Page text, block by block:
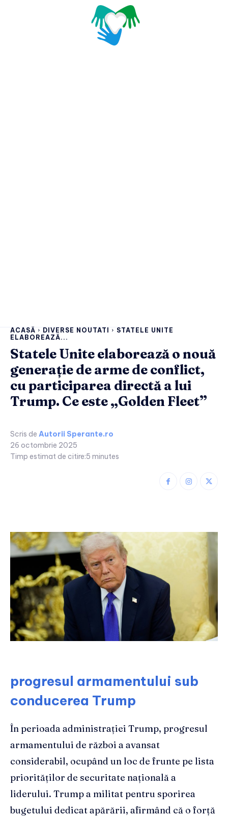
ACASĂ DIVERSE NOUTATI
STATELE UNITE
ELABOREAZĂ...
Statele Unite elaborează o nouă
generație de arme de conflict,
cu participarea directă a lui
Trump. Ce este „Golden Fleet”
Scris de Autorii Sperante.ro
26 octombrie 2025
Timp estimat de citire:5 minutes
progresul armamentului sub
conducerea Trump
În perioada administrației Trump, progresul
armamentului de război a avansat
considerabil, ocupând un loc de frunte pe lista
priorităților de securitate națională a
liderului. Trump a militat pentru sporirea
bugetului dedicat apărării, afirmând că o forță